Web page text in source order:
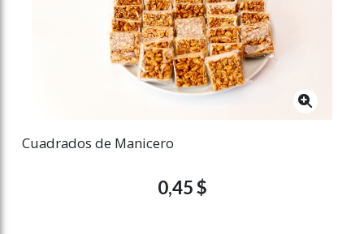
Cuadrados de Manicero
0,45 $